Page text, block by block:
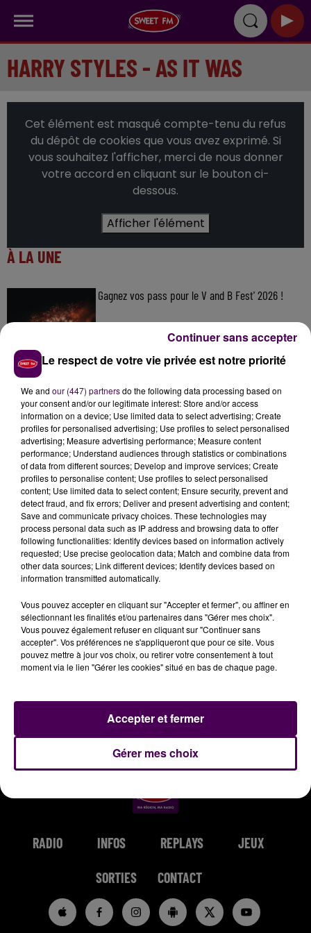
HARRY STYLES - AS IT WAS
Cet élément est masqué compte-tenu du refus
du dépôt de cookies que vous avez exprimé. Si
vous souhaitez l'afficher, merci de nous donner
votre accord en cliquant sur le bouton ci-
dessous.
Afficher l'élément
À LA UNE
Gagnez vos pass pour le V and B Fest' 2026 !
Inscrivez-vous au casting The Voice & The Voice
Gagnez vos entrées pour Papéa Parc !
DERNIERS TITRES
14h41
14h41
BIGFLO & OLI
14h37
14h37
KEANE
Somewhere Only
We Know
14h34
14h34
TAYLOR SWIFT
RADIO INFOS REPLAYS JEUX
SORTIES CONTACT
Le respect de votre vie privée est notre priorité
We and our (447) partnersdo the following data processing based on
your consent and/or our legitimate interest: Store and/or access
information on a device; Use limited data to select advertising; Create
profiles for personalised advertising; Use profiles to select personalised
advertising; Measure advertising performance; Measure content
performance; Understand audiences through statistics or combinations
of data from different sources; Develop and improve services; Create
profiles to personalise content; Use profiles to select personalised
content; Use limited data to select content; Ensure security, prevent and
detect fraud, and fix errors; Deliver and present advertising and content;
Save and communicate privacy choices. These technologies may
process personal data such as IP address and browsing data to offer
following functionalities: Identify devices based on information actively
requested; Use precise geolocation data; Match and combine data from
other data sources; Link different devices; Identify devices based on
information transmitted automatically.
Vous pouvez accepter en cliquant sur "Accepter et fermer", ou affiner en
sélectionnant les finalités et/ou partenaires dans "Gérer mes choix".
Vous pouvez également refuser en cliquant sur "Continuer sans
accepter". Vos préférences ne s'appliqueront que pour ce site. Vous
pouvez mettre à jour vos choix, ou retirer votre consentement à tout
moment via le lien "Gérer les cookies" situé en bas de chaque page.
Gérer mes choix
Accepter et fermer
Continuer sans accepter